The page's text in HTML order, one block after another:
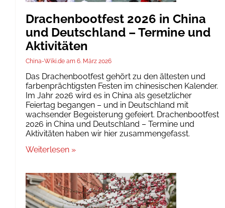
Drachenbootfest 2026 in China
und Deutschland – Termine und
Aktivitäten
China-Wiki.de 6. März 2026
Das Drachenbootfest gehört zu den ältesten und
farbenprächtigsten Festen im chinesischen Kalender.
Im Jahr 2026 wird es in China als gesetzlicher
Feiertag begangen – und in Deutschland mit
wachsender Begeisterung gefeiert. Drachenbootfest
2026 in China und Deutschland – Termine und
Aktivitäten haben wir hier zusammengefasst.
Weiterlesen »